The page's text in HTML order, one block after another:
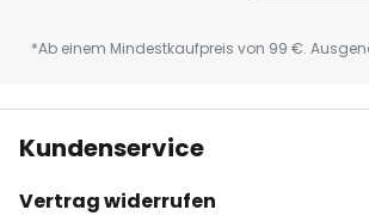
*Ab einem Mindestkaufpreis von 99 €.
Kundenservice
Vertrag widerrufen